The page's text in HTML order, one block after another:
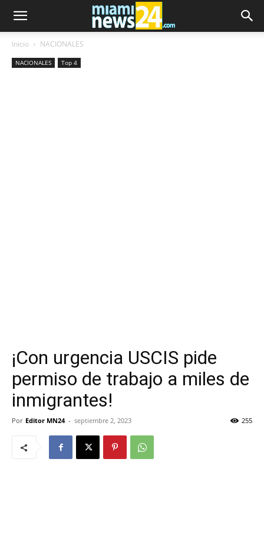
Inicio NACIONALES
NACIONALES Top 4
¡Con urgencia USCIS pide
permiso de trabajo a miles de
inmigrantes!
Por Editor MN24 - septiembre 2, 2023 255